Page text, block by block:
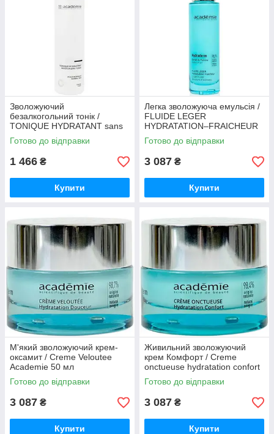
Зволожуючий
безалкогольний тонік /
TONIQUE HYDRATANT sans
ALCOOL Academie 200 мл
Готово до відправки
1 466 ₴
Купити
Легка зволожуюча емульсія /
FLUIDE LEGER
HYDRATATION–FRAICHEUR
Academie 50 мл
Готово до відправки
3 087 ₴
Купити
М'який зволожуючий крем-
оксамит / Creme Veloutee
Academie 50 мл
Готово до відправки
3 087 ₴
Купити
Живильний зволожуючий
крем Комфорт / Creme
onctueuse hydratation confort
Academie 50 мл
Готово до відправки
3 087 ₴
Купити